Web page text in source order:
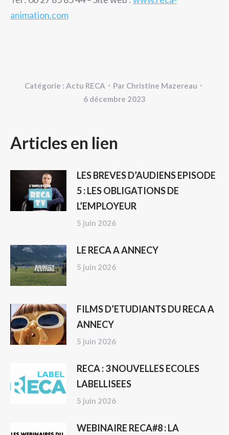
animation.com
Catégorie : Actu RECA Par Christine Mazereau
6 décembre 2023
NAVIGATION
ARTICLE
Articles en lien
LES BREVES D’AUDIENS EPISODE
5 : LES OBLIGATIONS DE
L’EMPLOYEUR
5 juin 2026
LE RECA A ANNECY
5 juin 2026
FILMS D’ETUDIANTS DU RECA A
ANNECY
5 juin 2026
RECA : 3 NOUVELLES ECOLES
LABELLISEES
5 juin 2026
WEBINAIRE RECA#8 : LA